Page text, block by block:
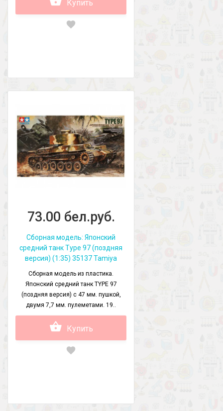
Купить
73.00 бел.руб.
Сборная модель: Японский
средний танк Type 97 (поздняя
версия) (1:35) 35137 Tamiya
Сборная модель из пластика.
Японский средний танк TYPE 97
(поздняя версия) с 47 мм. пушкой,
двумя 7,7 мм. пулеметами. 19..
Купить